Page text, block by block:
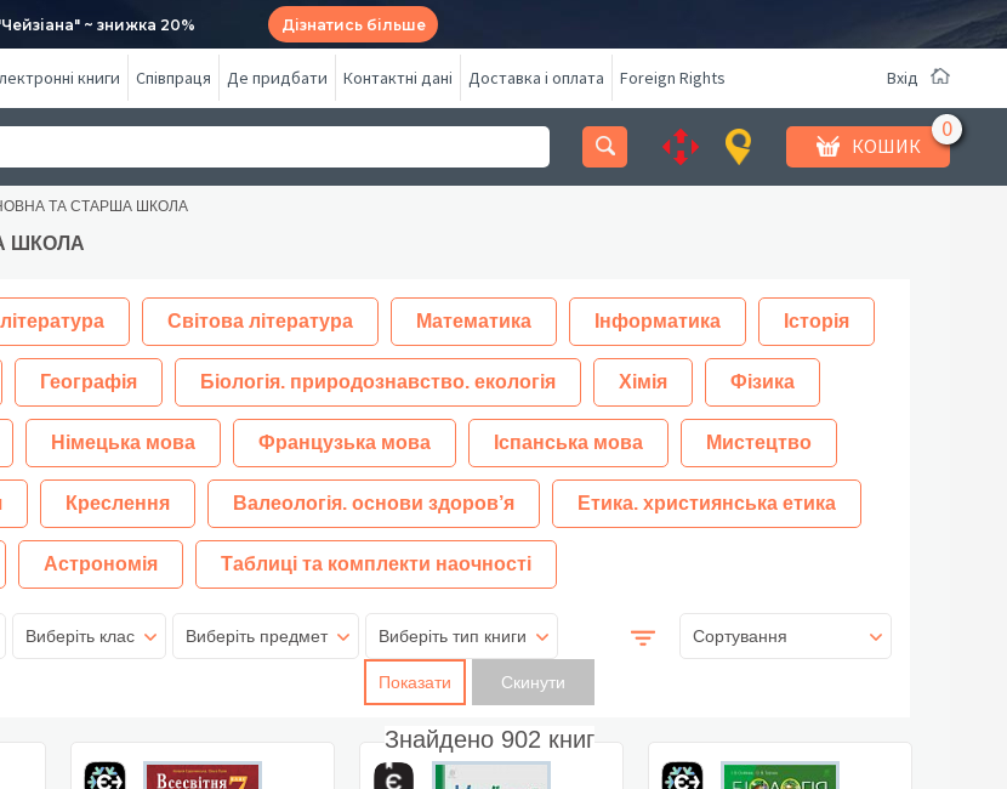
~ знижка 20% Дізнатись більше
книги Співпраця Де придбати Контактні дані Доставка і оплата Foreign Rights Вхід
КОШИК
ТА СТАРША ШКОЛА
ШКОЛА
Світова література Математика Інформатика Історія
Географія Біологія. природознавство. екологія Хімія Фізика
Німецька мова Французька мова Іспанська мова Мистецтво
Креслення Валеологія. основи здоров’я Етика. християнська етика
Астрономія Таблиці та комплекти наочності
Виберіть клас Виберіть предмет Виберіть тип книги
Показати
Знайдено 902 книг
Сортування